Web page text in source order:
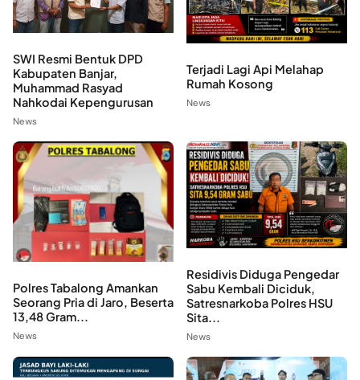
SWI Resmi Bentuk DPD
Kabupaten Banjar,
Muhammad Rasyad
Nahkodai Kepengurusan
News
Terjadi Lagi Api Melahap
Rumah Kosong
News
Polres Tabalong Amankan
Seorang Pria di Jaro, Beserta
13,48 Gram...
News
Residivis Diduga Pengedar
Sabu Kembali Diciduk,
Satresnarkoba Polres HSU
Sita...
News